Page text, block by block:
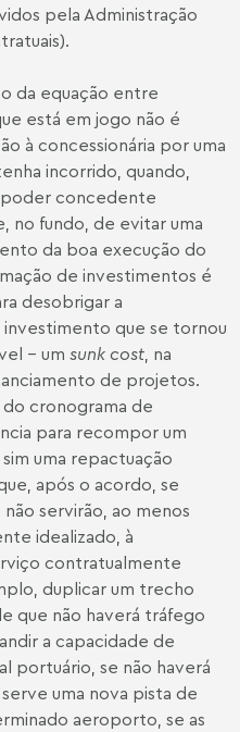
pela Administração
da equação entre
está em jogo não é
à concessionária por uma
incorrido, quando,
concedente
no fundo, de evitar uma
da boa execução do
de investimentos é
desobrigar a
investimento que se tornou
– um sunk cost , na
de projetos.
cronograma de
para recompor um
uma repactuação
após o acordo, se
servirão, ao menos
idealizado, à
contratualmente
duplicar um trecho
que não haverá tráfego
a capacidade de
portuário, se não haverá
uma nova pista de
aeroporto, se as